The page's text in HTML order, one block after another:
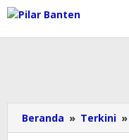
Lewati
ke
konten
Beranda » Terkini »